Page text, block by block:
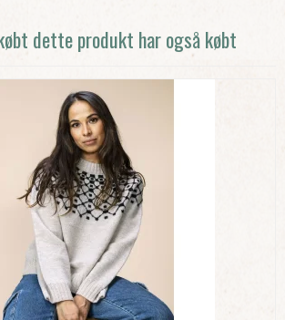
dette produkt har også købt